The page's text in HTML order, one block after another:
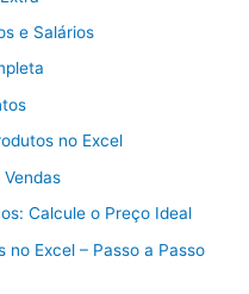
e Salários
no Excel
Calcule o Preço Ideal
no Excel – Passo a Passo